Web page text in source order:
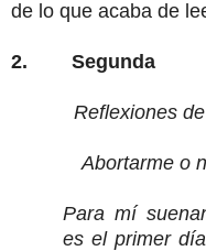
de lo que acaba de
2. Segunda
Reflexiones
Abortarme o
Para mí
es el primer